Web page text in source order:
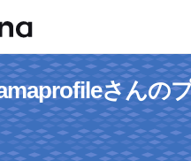
さんの